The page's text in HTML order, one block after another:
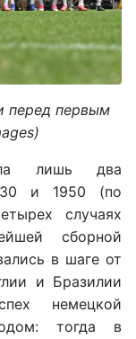
перед первым
лишь два
и 1950 (по
случаях
сборной
в шаге от
и Бразилии
немецкой
тогда в